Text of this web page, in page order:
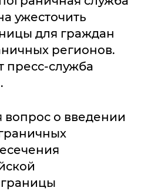
ужесточить
для граждан
регионов.
пресс-служба
вопрос о введении
границы